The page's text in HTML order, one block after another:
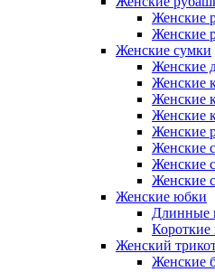
Женские
Женские
Женские сумки
Женские
Женские
Женские
Женские
Женские
Женские
Женские
Женские
Женские юбки
Длинные
Женский
Женские